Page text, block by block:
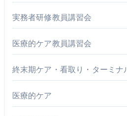
実務者研修教員講習会
医療的ケア教員講習会
終末期ケア・看取り・ターミナ
医療的ケア